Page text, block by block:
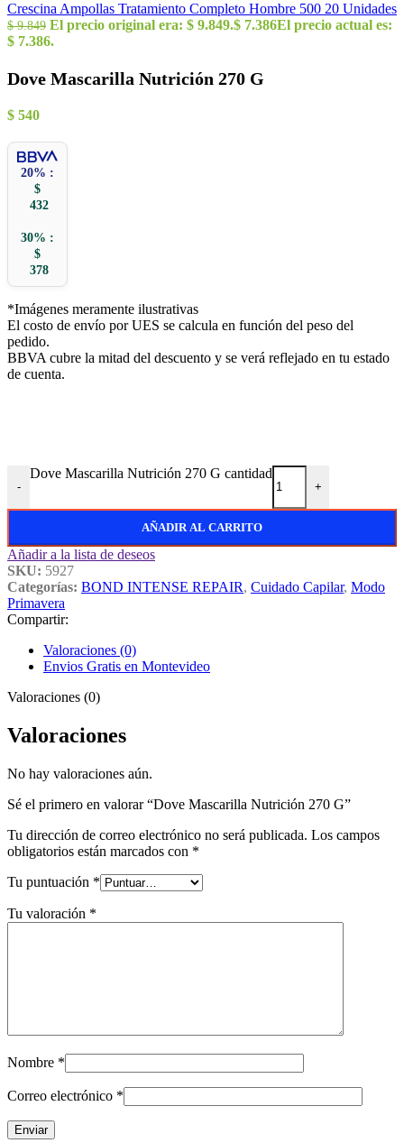
Crescina Ampollas Tratamiento Completo Hombre 500 20 Unidades
$9.849 El precio original era: $ 9.849.$ 7.386El precio actual es:
$ 7.386.
Dove Mascarilla Nutrición 270 G
$ 540
20% :
$
432
30% :
$
378
*Imágenes meramente ilustrativas
El costo de envío por UES se calcula en función del peso del
pedido.
BBVA cubre la mitad del descuento y se verá reflejado en tu estado
de cuenta.
-
Dove Mascarilla Nutrición 270 G cantidad
+
AÑADIR AL CARRITO
Añadir a la lista de deseos
SKU: 5927
Categorías: BOND INTENSE REPAIR, Cuidado Capilar, Modo
Primavera
Compartir:
Valoraciones (0)
Envios Gratis en Montevideo
Valoraciones (0)
Valoraciones
No hay valoraciones aún.
Sé el primero en valorar “Dove Mascarilla Nutrición 270 G”
Tu dirección de correo electrónico no será publicada. Los campos
obligatorios están marcados con *
Tu puntuación *
Tu valoración *
Nombre *
Correo electrónico *